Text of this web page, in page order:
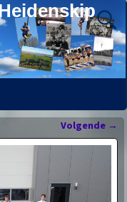
Volgende →